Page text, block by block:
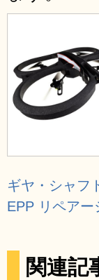
ギヤ・シャフ
EPP リペア
関連記